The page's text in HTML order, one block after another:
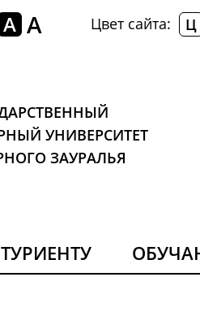
A A Цвет сайта: Ц
УНИВЕРСИТЕТ
ЗАУРАЛЬЯ